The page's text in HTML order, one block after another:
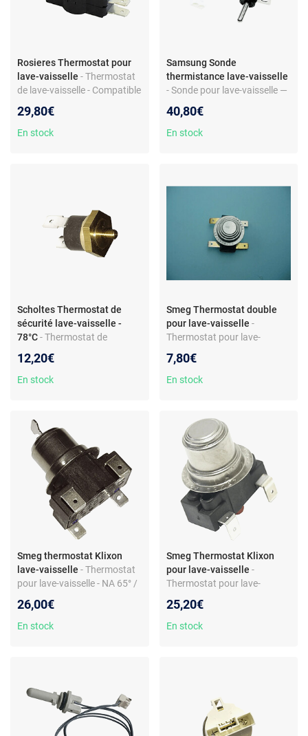
Rosieres Thermostat pour
lave-vaisselle - Thermostat
de lave-vaisselle - Compatible
de rechange
29,80€
En stock
Samsung Sonde
thermistance lave-vaisselle
- Sonde pour lave-vaisselle —
remplacement — Compatible
modèle DW5363PGBSLE —
40,80€
En stock
Scholtes Thermostat de
sécurité lave-vaisselle -
78°C- Thermostat de
Contact ouvrant - Bornes 6,3
mm AMP - Ø 17 mm -
12,20€
En stock
Smeg Thermostat double
pour lave-vaisselle -
Thermostat pour lave-
modèle V32B.1 - Référence
L312
7,80€
En stock
Smeg thermostat Klixon
lave-vaisselle - Thermostat
pour lave-vaisselle - NA 65° /
LVF14B - Réf. 818730285
26,00€
En stock
Smeg Thermostat Klixon
pour lave-vaisselle -
Thermostat pour lave-
NA 65 / NC 105 - Compatible
Smeg WF710
25,20€
En stock